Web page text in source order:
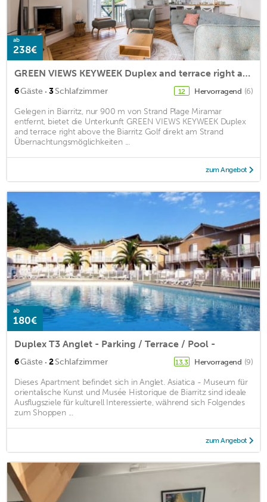
ab
238€
GREEN VIEWS KEYWEEK Duplex and terrace right above the Biarritz Golf
6Gäste · 3Schlafzimmer 12 Hervorragend (6)
Gelegen in Biarritz, nur 900 m von Strand Plage Miramar
entfernt, bietet die Unterkunft GREEN VIEWS KEYWEEK Duplex
and terrace right above the Biarritz Golf direkt am Strand
Übernachtungsmöglichkeiten ...
zum Angebot
ab
180€
Duplex T3 Anglet - Parking / Terrace / Pool -
6Gäste · 2Schlafzimmer 13,3 Hervorragend (9)
Dieses Apartment befindet sich in Anglet. Asiatica - Museum für
orientalische Kunst und Musée Historique de Biarritz sind ideale
Ausflugsziele für kulturell Interessierte, während sich Folgendes
zum Shoppen ...
zum Angebot